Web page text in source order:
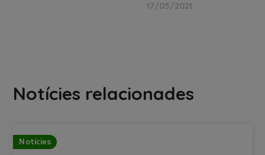
17/05/2021
Notícies relacionades
Notícies